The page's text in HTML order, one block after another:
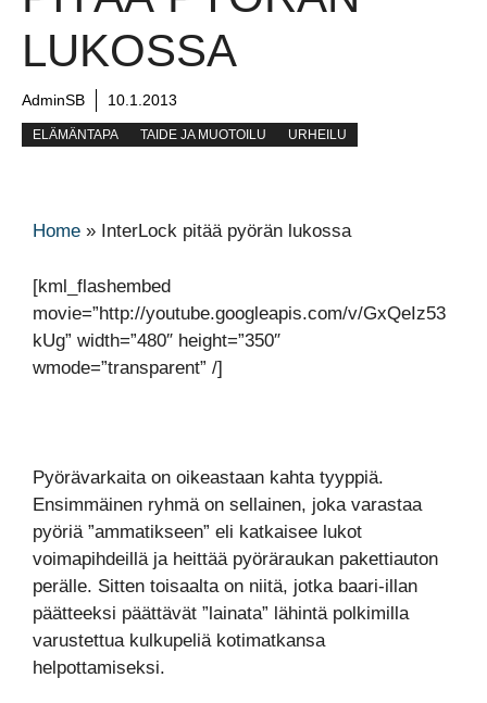
LUKOSSA
AdminSB 10.1.2013
ELÄMÄNTAPA TAIDE JA MUOTOILU URHEILU
Home » InterLock pitää pyörän lukossa
[kml_flashembed
movie=”http://youtube.googleapis.com/v/GxQeIz53
kUg” width=”480″ height=”350″
wmode=”transparent” /]
Pyörävarkaita on oikeastaan kahta tyyppiä.
Ensimmäinen ryhmä on sellainen, joka varastaa
pyöriä ”ammatikseen” eli katkaisee lukot
voimapihdeillä ja heittää pyöräraukan pakettiauton
perälle. Sitten toisaalta on niitä, jotka baari-illan
päätteeksi päättävät ”lainata” lähintä polkimilla
varustettua kulkupeliä kotimatkansa
helpottamiseksi.